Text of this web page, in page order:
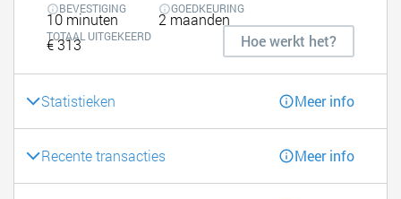
BEVESTIGING
10 minuten
GOEDKEURING
2 maanden
TOTAAL UITGEKEERD
€ 313 Hoe werkt het?
Statistieken Meer info
Recente transacties Meer info